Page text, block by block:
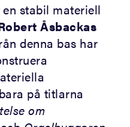
stabil materiell
Åsbackas
denna bas har
på titlarna
om